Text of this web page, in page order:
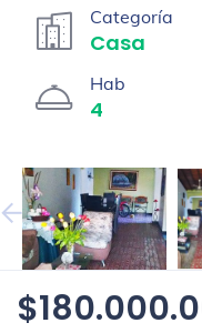
Categoría
Casa
Hab
4